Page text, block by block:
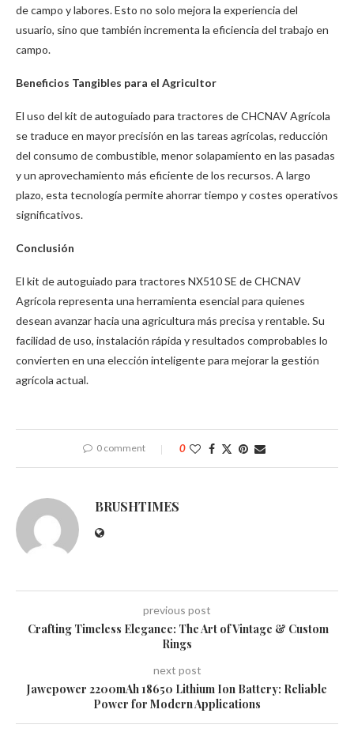
de campo y labores. Esto no solo mejora la experiencia del
usuario, sino que también incrementa la eficiencia del trabajo en
campo.
Beneficios Tangibles para el Agricultor
El uso del kit de autoguiado para tractores de CHCNAV Agrícola
se traduce en mayor precisión en las tareas agrícolas, reducción
del consumo de combustible, menor solapamiento en las pasadas
y un aprovechamiento más eficiente de los recursos. A largo
plazo, esta tecnología permite ahorrar tiempo y costes operativos
significativos.
Conclusión
El kit de autoguiado para tractores NX510 SE de CHCNAV
Agrícola representa una herramienta esencial para quienes
desean avanzar hacia una agricultura más precisa y rentable. Su
facilidad de uso, instalación rápida y resultados comprobables lo
convierten en una elección inteligente para mejorar la gestión
agrícola actual.
0 comment 0
BRUSHTIMES
previous post
Crafting Timeless Elegance: The Art of Vintage & Custom
Rings
next post
Jawepower 2200mAh 18650 Lithium Ion Battery: Reliable
Power for Modern Applications